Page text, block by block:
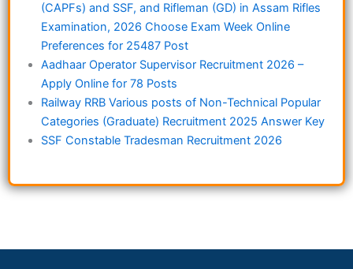
(CAPFs) and SSF, and Rifleman (GD) in Assam Rifles
Examination, 2026 Choose Exam Week Online
Preferences for 25487 Post
Aadhaar Operator Supervisor Recruitment 2026 –
Apply Online for 78 Posts
Railway RRB Various posts of Non-Technical Popular
Categories (Graduate) Recruitment 2025 Answer Key
SSF Constable Tradesman Recruitment 2026